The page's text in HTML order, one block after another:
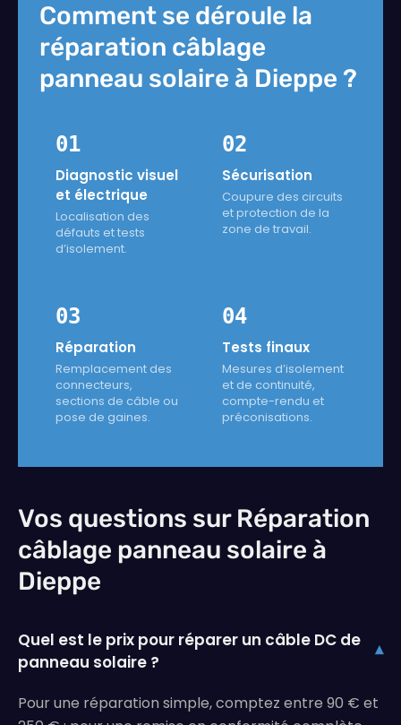
Comment se déroule la
réparation câblage
panneau solaire à Dieppe ?
01
Diagnostic visuel
et électrique
Localisation des
défauts et tests
d’isolement.
02
Sécurisation
Coupure des circuits
et protection de la
zone de travail.
03
Réparation
Remplacement des
connecteurs,
sections de câble ou
pose de gaines.
04
Tests finaux
Mesures d’isolement
et de continuité,
compte-rendu et
préconisations.
Vos questions sur Réparation
câblage panneau solaire à
Dieppe
Quel est le prix pour réparer un câble DC de
panneau solaire ?
▾
Pour une réparation simple, comptez entre 90 € et